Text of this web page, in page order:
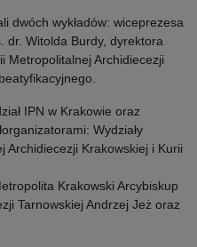
dwóch wykładów: wiceprezesa
dr. Witolda Burdy, dyrektora
Metropolitalnej Archidiecezji
IPN w Krakowie oraz
Wydziały
Archidiecezji Krakowskiej i Kurii
Krakowski Arcybiskup
Tarnowskiej Andrzej Jeż oraz